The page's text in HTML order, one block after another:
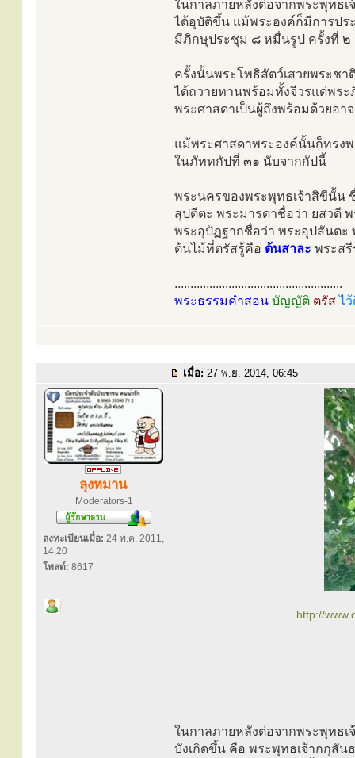
ในกาลภายหลังต่อจากพระพุทธ
ได้อุบัติขึ้น แม้พระองค์ก็มีการปร
มีภิกษุประชุม ๘ หมื่นรูป ครั้งที่
ครั้งนั้นพระโพธิสัตว์เสวยพระช
ได้ถวายทานพร้อมทั้งจีวรแด่พร
พระศาสดาเป็นผู้ถึงพร้อมด้วยอ
แม้พระศาสดาพระองค์นั้นก็ทรง
ในภัททกัปที่ ๓๑ นับจากกัปนี้
พระนครของพระพุทธเจ้าสิขีนั้น
สุปตีตะ พระมารดาชื่อว่า ยสวดี
พระอุปัฏฐากชื่อว่า พระอุปสันตะ
ต้นไม้ที่ตรัสรู้คือ ต้นสาละ พระส
.....................................................
พระธรรมคำสอน บัญญัติ ตรัสไ
เมื่อ: 27 พ.ย. 2014, 06:45
ลุงหมาน
Moderators-1
ลงทะเบียนเมื่อ: 24 พ.ค. 2011,
14:20
โพสต์: 8617
http://
ในกาลภายหลังต่อจากพระพุทธ
บังเกิดขึ้น คือ พระพุทธเจ้ากกุสัน